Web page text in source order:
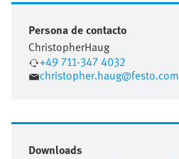
Persona de contacto
ChristopherHaug
+49 711-347 4032
christopher.haug@festo.com
Downloads